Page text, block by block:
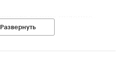
рынка чулочно-
Республике Саха (Якутии),
Развернуть